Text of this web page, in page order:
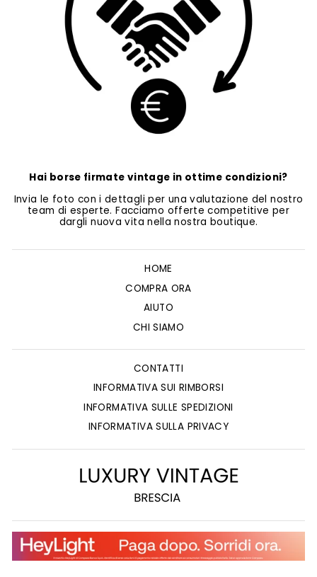
Hai borse firmate vintage in ottime condizioni?
Invia le foto con i dettagli per una valutazione del nostro
team di esperte. Facciamo offerte competitive per
dargli nuova vita nella nostra boutique.
HOME
COMPRA ORA
AIUTO
CHI SIAMO
CONTATTI
INFORMATIVA SUI RIMBORSI
INFORMATIVA SULLE SPEDIZIONI
INFORMATIVA SULLA PRIVACY